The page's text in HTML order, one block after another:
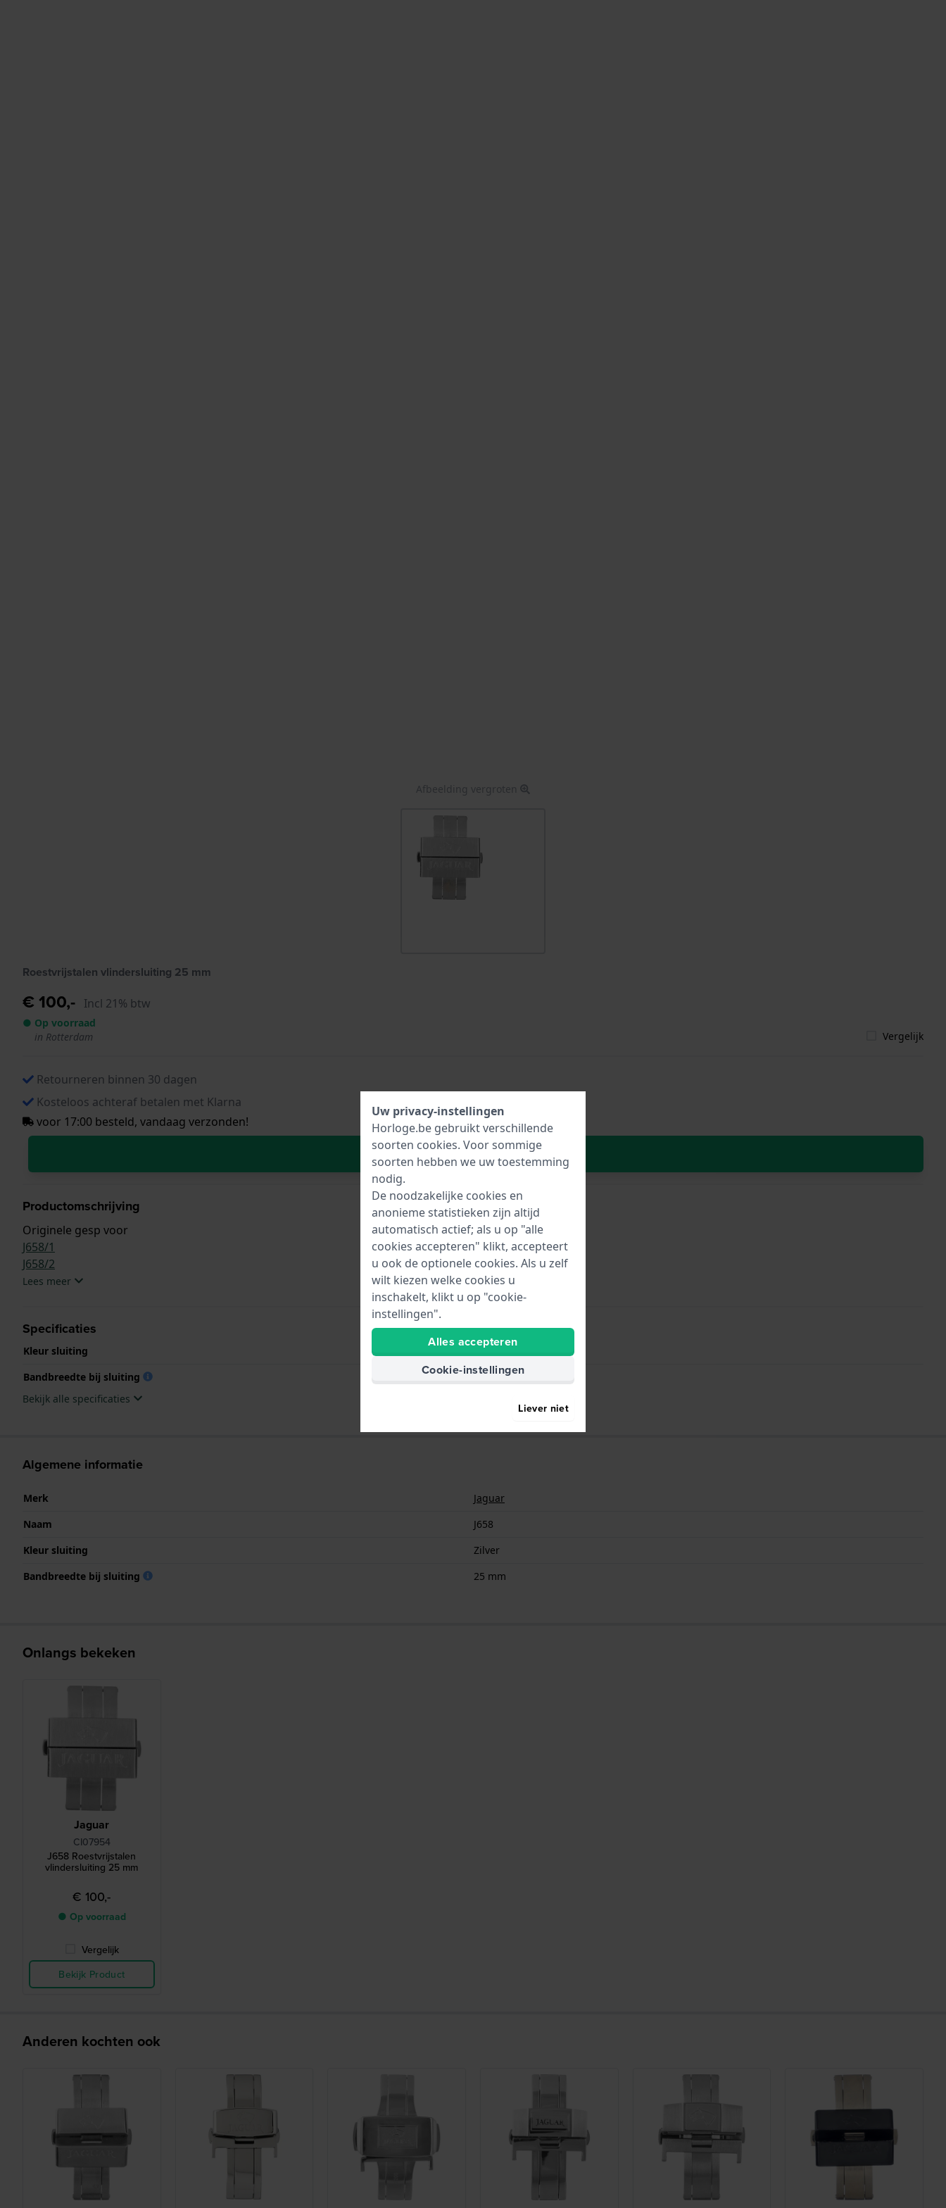
Afbeelding vergroten
Roestvrijstalen vlindersluiting 25 mm
€ 100,- Incl 21% btw
● Op voorraad
in Rotterdam
Vergelijk
Retourneren binnen 30 dagen
Kosteloos achteraf betalen met Klarna
voor 17:00 besteld, vandaag verzonden!
In Winkelwagen
Productomschrijving
Originele gesp voor
J658/1
J658/2
Lees meer
Specificaties
Kleur sluiting
Zilver
Bandbreedte bij sluiting
25 mm
Bekijk alle specificaties
Algemene informatie
Merk
Jaguar
Naam
J658
Kleur sluiting
Zilver
Bandbreedte bij sluiting
25 mm
Onlangs bekeken
Jaguar
CI07954
J658 Roestvrijstalen
vlindersluiting 25 mm
€ 100,-
● Op voorraad
Vergelijk
Bekijk Product
Anderen kochten ook
Uw privacy-instellingen
Horloge.be gebruikt verschillende
soorten cookies. Voor sommige
soorten hebben we uw toestemming
nodig.
De noodzakelijke cookies en
anonieme statistieken zijn altijd
automatisch actief; als u op "alle
cookies accepteren" klikt, accepteert
u ook de optionele cookies. Als u zelf
wilt kiezen welke cookies u
inschakelt, klikt u op "cookie-
instellingen".
Alles accepteren
Cookie-instellingen
Liever niet